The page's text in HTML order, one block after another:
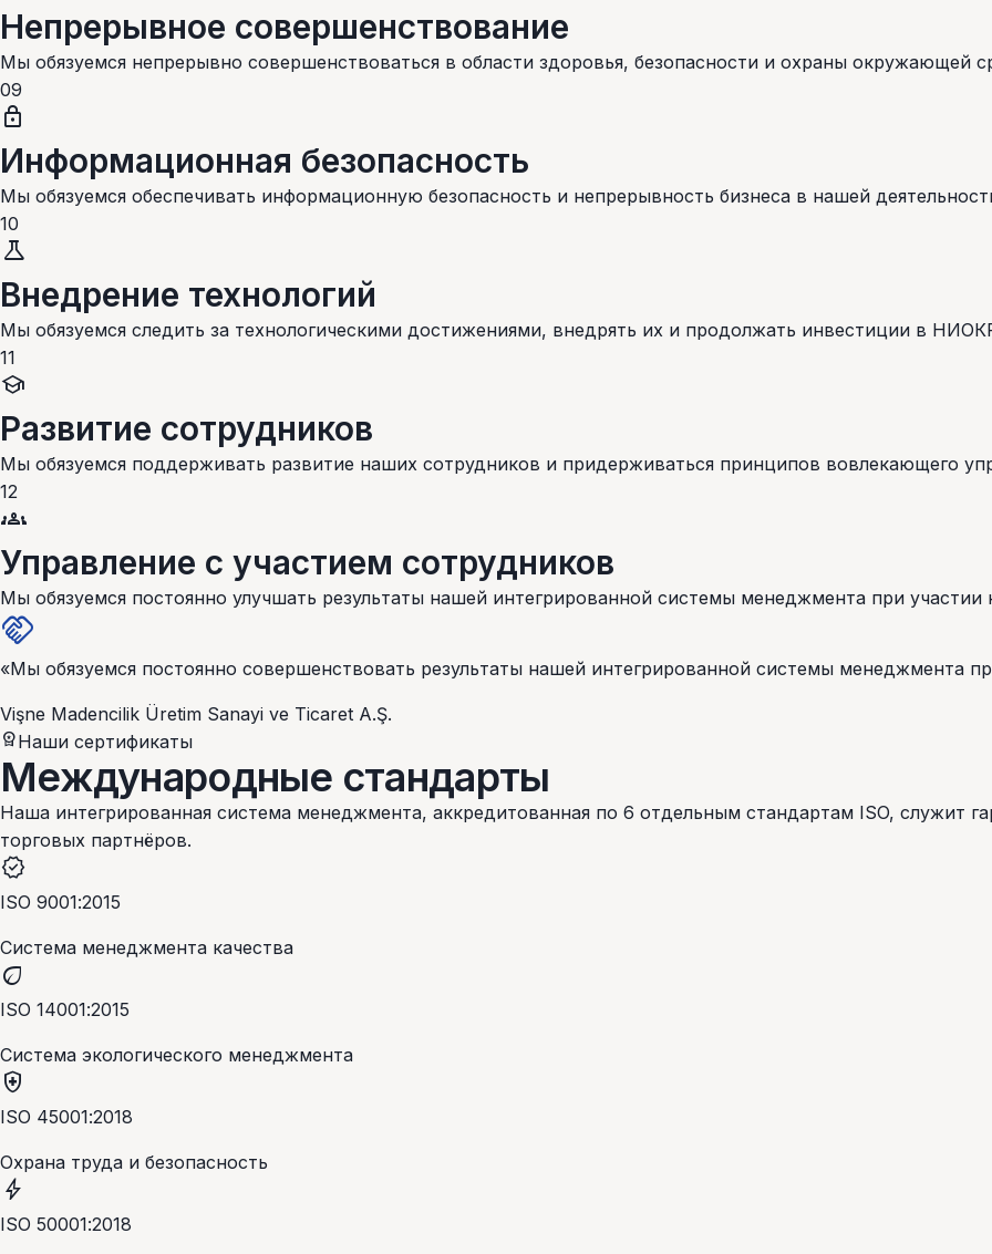
Непрерывное совершенствование
Мы обязуемся непрерывно совершенствоваться в области здоровья, безопасности и охраны окружающей
09
lock
Информационная безопасность
Мы обязуемся обеспечивать информационную безопасность и непрерывность бизнеса в нашей
10
science
Внедрение технологий
Мы обязуемся следить за технологическими достижениями, внедрять их и продолжать инвестиции в
11
school
Развитие сотрудников
Мы обязуемся поддерживать развитие наших сотрудников и придерживаться принципов вовлекающего
12
groups
Управление с участием сотрудников
Мы обязуемся постоянно улучшать результаты нашей интегрированной системы менеджмента при участии
handshake
«Мы обязуемся постоянно совершенствовать результаты нашей интегрированной системы менеджмента
Vişne Madencilik Üretim Sanayi ve Ticaret A.Ş.
workspace_premiumНаши сертификаты
Международные стандарты
Наша интегрированная система менеджмента, аккредитованная по 6 отдельным стандартам ISO, служит
торговых партнёров.
verified
ISO 9001:2015
Система менеджмента качества
eco
ISO 14001:2015
Система экологического менеджмента
health_and_safety
ISO 45001:2018
Охрана труда и безопасность
bolt
ISO 50001:2018